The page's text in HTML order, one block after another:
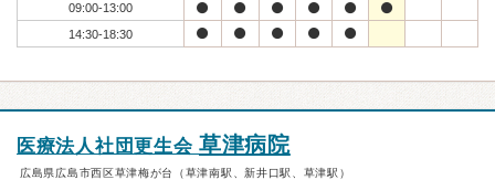
09:00-13:00
14:30-18:30
医療法人社団更生会 草津病院
広島県広島市西区草津梅が台（草津南駅、新井口駅、草津駅）